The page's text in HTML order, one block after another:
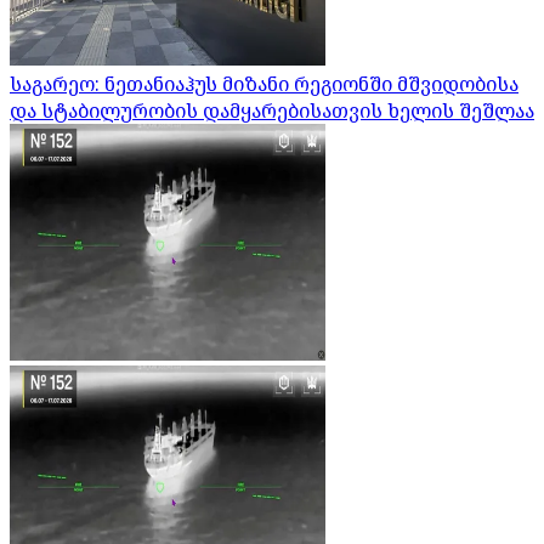
საგარეო: ნეთანიაჰუს მიზანი რეგიონში მშვიდობისა
და სტაბილურობის დამყარებისათვის ხელის შეშლაა